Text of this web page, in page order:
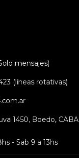
(líneas rotativas)
1450, Boedo, CABA
- Sab 9 a 13hs